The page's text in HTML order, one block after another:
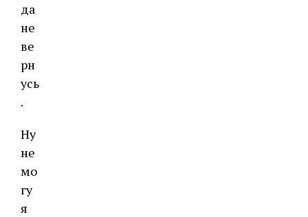
да
не
ве
рн
усь
.
Ну
не
мо
гу
я